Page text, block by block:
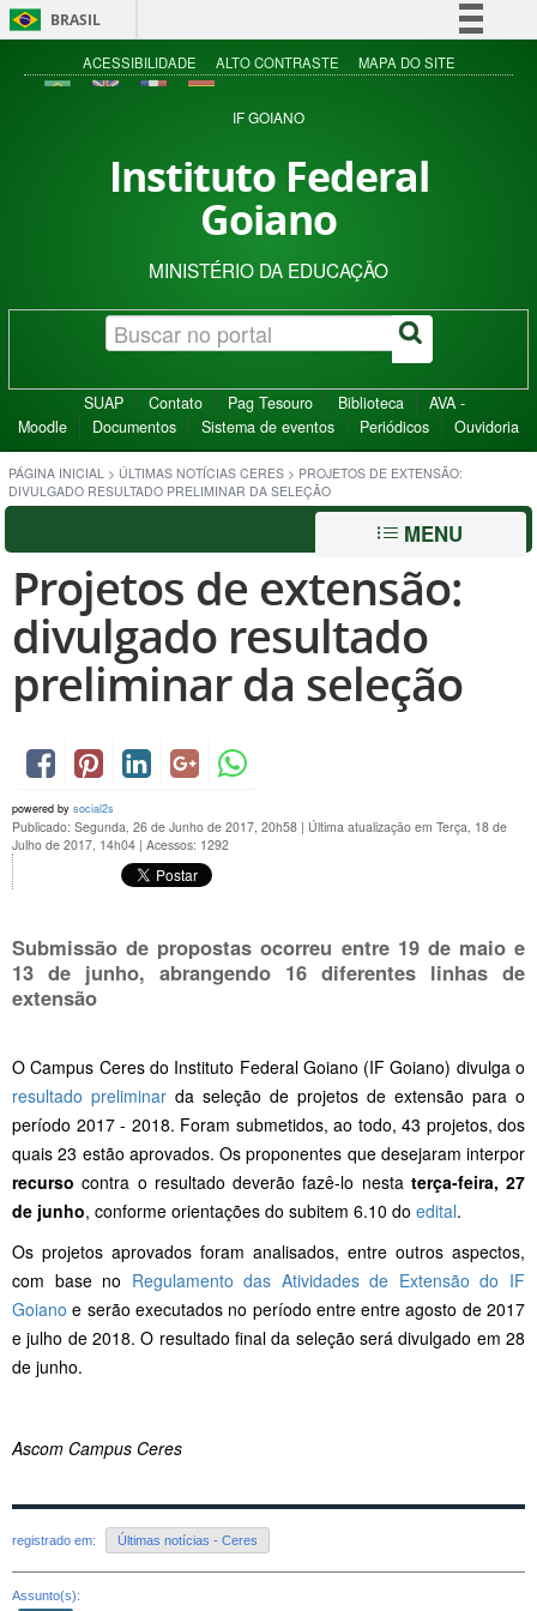
BRASIL
Simplifique!
Acesso à informação
ACESSIBILIDADE ALTO CONTRASTE MAPA DO SITE
IF GOIANO
Instituto Federal
Goiano
MINISTÉRIO DA EDUCAÇÃO
SUAP Contato Pag Tesouro Biblioteca
AVA -
Moodle
Documentos Sistema de eventos Periódicos Ouvidoria
PÁGINA INICIAL > ÚLTIMAS NOTÍCIAS CERES > PROJETOS DE EXTENSÃO:
DIVULGADO RESULTADO PRELIMINAR DA SELEÇÃO
MENU
Projetos de extensão:
divulgado resultado
preliminar da seleção
powered by social2s
Publicado: Segunda, 26 de Junho de 2017, 20h58 | Última atualização em Terça, 18 de
Julho de 2017, 14h04 | Acessos: 1292
Submissão de propostas ocorreu entre 19 de maio e
13 de junho, abrangendo 16 diferentes linhas de
extensão
O Campus Ceres do Instituto Federal Goiano (IF Goiano) divulga o
resultado preliminar da seleção de projetos de extensão para o
período 2017 - 2018. Foram submetidos, ao todo, 43 projetos, dos
quais 23 estão aprovados. Os proponentes que desejaram interpor
recurso contra o resultado deverão fazê-lo nesta terça-feira, 27
de junho, conforme orientações do subitem 6.10 do edital.
Os projetos aprovados foram analisados, entre outros aspectos,
com base no Regulamento das Atividades de Extensão do IF
Goiano e serão executados no período entre entre agosto de 2017
e julho de 2018. O resultado final da seleção será divulgado em 28
de junho.
Ascom Campus Ceres
registrado em: Últimas notícias - Ceres
Assunto(s):